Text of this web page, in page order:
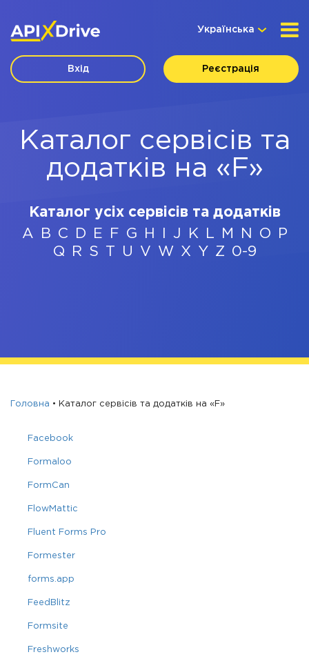
Українська
Вхід Реєстрація
Каталог сервісів та
додатків на «F»
Каталог усіх сервісів та додатків
A
B C D E F G H J K L M N O
P
Q
R S U V W X Y Z 0-9
Головна • Каталог сервісів та додатків на «F»
Facebook
Formaloo
FormCan
FlowMattic
Fluent Forms Pro
Formester
forms.app
FeedBlitz
Formsite
Freshworks